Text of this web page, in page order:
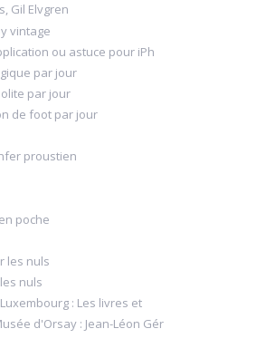
Gil Elvgren
vintage
ou astuce pour iPh
par jour
par jour
de foot par jour
proustien
poche
les nuls
nuls
: Les livres et
d'Orsay : Jean-Léon Gér